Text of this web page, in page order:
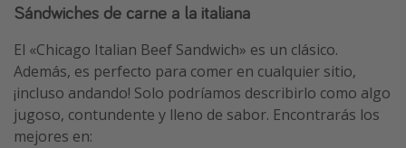
Sándwiches de carne a la italiana
El «Chicago Italian Beef Sandwich» es un clásico.
Además, es perfecto para comer en cualquier sitio,
¡incluso andando! Solo podríamos describirlo como algo
jugoso, contundente y lleno de sabor. Encontrarás los
mejores en: